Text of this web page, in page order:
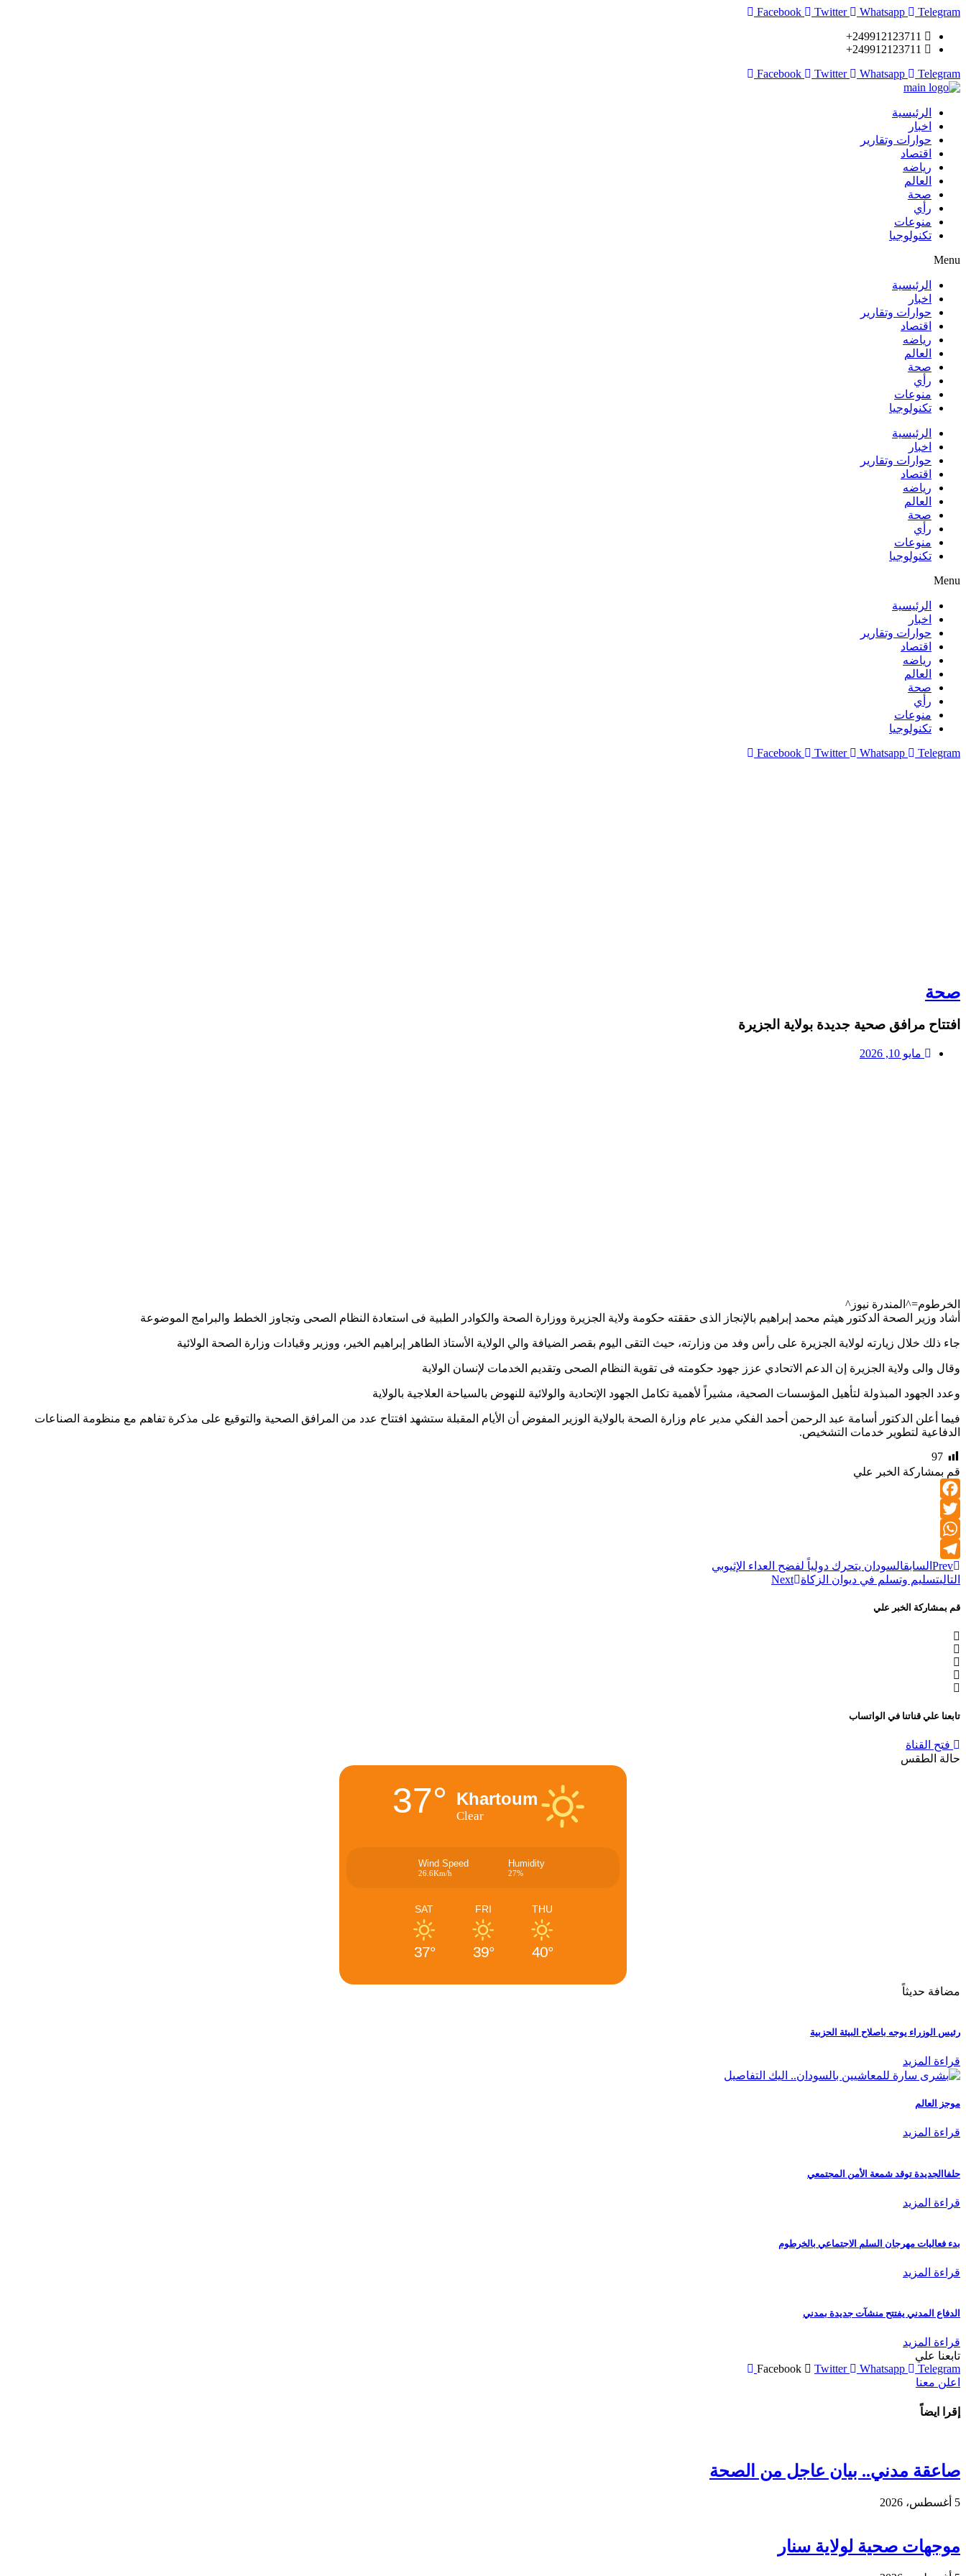
Facebook Twitter Whatsapp
Telegram
249912123711+
249912123711+
Facebook
Twitter Whatsapp Telegram
الرئيسية
اخبار
حوارات وتقارير
اقتصاد
رياضه
العالم
صحة
رأي
منوعات
تكنولوجيا
Menu
الرئيسية
اخبار
حوارات وتقارير
اقتصاد
رياضه
العالم
صحة
رأي
منوعات
تكنولوجيا
الرئيسية
اخبار
حوارات وتقارير
اقتصاد
رياضه
العالم
صحة
رأي
منوعات
تكنولوجيا
Menu
الرئيسية
اخبار
حوارات وتقارير
اقتصاد
رياضه
العالم
صحة
رأي
منوعات
تكنولوجيا
Facebook
Twitter Whatsapp Telegram
صحة
افتتاح مرافق صحية جديدة بولاية الجزيرة
مايو 10, 2026
الخرطوم=^المندرة نيوز^
أشاد وزير الصحة الدكتور هيثم محمد إبراهيم بالإنجاز الذى حققته حكومة ولاية الجزيرة ووزارة الصحة والكوادر الطبية فى استعادة النظام الصحى وتجاوز الخطط والبرامج الموضوعة
جاء ذلك خلال زيارته لولاية الجزيرة على رأس وفد من وزارته، حيث التقى اليوم بقصر الضيافة والي الولاية الأستاذ الطاهر إبراهيم الخير، ووزير وقيادات وزارة الصحة الولائية
وقال والى ولاية الجزيرة إن الدعم الاتحادي عزز جهود حكومته فى تقوية النظام الصحى وتقديم الخدمات لإنسان الولاية
وعدد الجهود المبذولة لتأهيل المؤسسات الصحية، مشيراً لأهمية تكامل الجهود الإتحادية والولائية للنهوض بالسياحة العلاجية بالولاية
فيما أعلن الدكتور أسامة عبد الرحمن أحمد الفكي مدير عام وزارة الصحة بالولاية الوزير المفوض أن الأيام المقبلة ستشهد افتتاح عدد من المرافق الصحية والتوقيع على مذكرة تفاهم مع منظومة الصناعات
الدفاعية لتطوير خدمات التشخيص.
97
قم بمشاركة الخبر علي
Facebook
Twitter
WhatsApp
Telegram
Prev السابقالسودان يتحرك دولياً لفضح العداء الإثيوبي
التاليتسليم وتسلم في ديوان الزكاة Next
قم بمشاركة الخبر علي
تابعنا علي قناتنا في الواتساب
فتح القناة
حالة الطقس
Khartoum
Clear
37°
Humidity
27%
Wind Speed
26.6Km/h
THU
40°
FRI
39°
SAT
37°
مضافة حديثاً
رئيس الوزراء يوجه باصلاح البيئة الحزبية
قراءة المزيد
موجز العالم
قراءة المزيد
حلفاالجديدة توقد شمعة الأمن المجتمعي
قراءة المزيد
بدء فعاليات مهرجان السلم الاجتماعي بالخرطوم
قراءة المزيد
الدفاع المدني يفتتح منشآت جديدة بمدني
قراءة المزيد
تابعنا علي
Facebook
Twitter Whatsapp
Telegram
اعلن معنا
إقرا ايضاً
صاعقة مدني.. بيان عاجل من الصحة
5 أغسطس، 2026
موجهات صحية لولاية سنار